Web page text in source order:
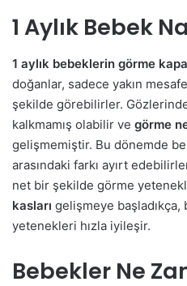
1 Aylık Bebek
1 aylık bebeklerin görme
doğanlar, sadece yakın
şekilde görebilirler.
kalkmamış olabilir ve görme
gelişmemiştir. Bu dönemde
arasındaki farkı ayırt
net bir şekilde görme
kasları gelişmeye
yetenekleri hızla iyileşir.
Bebekler Ne